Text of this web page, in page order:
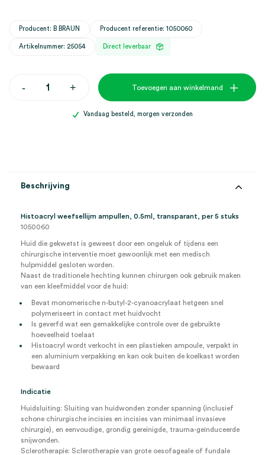
Producent: B BRAUN Producent referentie: 1050060
Artikelnummer: 25054 Direct leverbaar
-Histoacryl
+ Toevoegen aan winkelmand
Vandaag besteld, morgen verzonden
Beschrijving
Histoacryl weefsellijm ampullen, 0.5ml, transparant, per 5 stuks
1050060
Huid die gekwetst is geweest door een ongeluk of tijdens een
chirurgische interventie moet gewoonlijk met een medisch
hulpmiddel gesloten worden.
Naast de traditionele hechting kunnen chirurgen ook gebruik maken
van een kleefmiddel voor de huid:
Bevat monomerische n-butyl-2-cyanoacrylaat hetgeen snel
polymeriseert in contact met huidvocht
Is geverfd wat een gemakkelijke controle over de gebruikte
hoeveelheid toelaat
Histoacryl wordt verkocht in een plastieken ampoule, verpakt in
een aluminium verpakking en kan ook buiten de koelkast worden
bewaard
Indicatie
Huidsluiting: Sluiting van huidwonden zonder spanning (inclusief
schone chirurgische incisies en incisies van minimaal invasieve
chirurgie), en eenvoudige, grondig gereinigde, trauma-geïnduceerde
snijwonden.
Sclerotherapie: Sclerotherapie van grote oesofageale of fundale